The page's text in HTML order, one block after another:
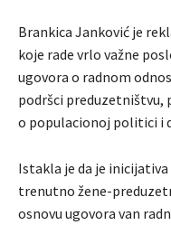
Brankica Janković je
koje rade vrlo važne
ugovora o radnom odnos
podršci preduzetništvu,
o populacionoj politici i
Istakla je da je inicijativa
trenutno žene-
osnovu ugovora van